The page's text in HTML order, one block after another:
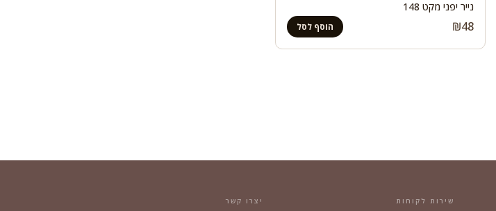
נייר יפני מקט 148
₪48 הוסף לסל
שירות לקוחות יצרו קשר